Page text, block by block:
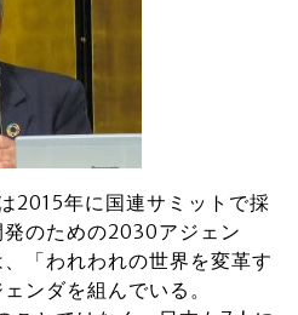
2015年に国連サミットで採
のための2030アジェン
「われわれの世界を変革す
ンダを組んでいる。